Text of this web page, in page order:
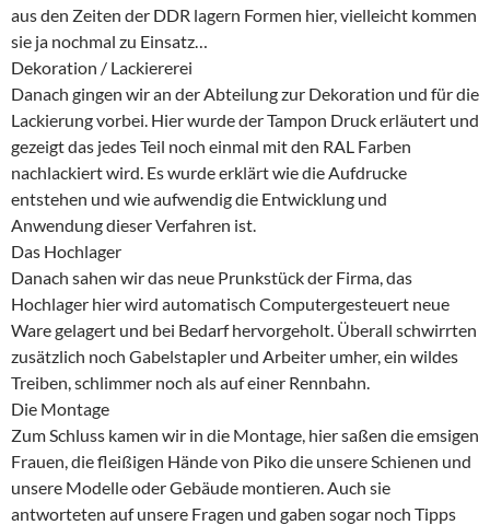
aus den Zeiten der DDR lagern Formen hier, vielleicht kommen
sie ja nochmal zu Einsatz…
Dekoration / Lackiererei
Danach gingen wir an der Abteilung zur Dekoration und für die
Lackierung vorbei. Hier wurde der Tampon Druck erläutert und
gezeigt das jedes Teil noch einmal mit den RAL Farben
nachlackiert wird. Es wurde erklärt wie die Aufdrucke
entstehen und wie aufwendig die Entwicklung und
Anwendung dieser Verfahren ist.
Das Hochlager
Danach sahen wir das neue Prunkstück der Firma, das
Hochlager hier wird automatisch Computergesteuert neue
Ware gelagert und bei Bedarf hervorgeholt. Überall schwirrten
zusätzlich noch Gabelstapler und Arbeiter umher, ein wildes
Treiben, schlimmer noch als auf einer Rennbahn.
Die Montage
Zum Schluss kamen wir in die Montage, hier saßen die emsigen
Frauen, die fleißigen Hände von Piko die unsere Schienen und
unsere Modelle oder Gebäude montieren. Auch sie
antworteten auf unsere Fragen und gaben sogar noch Tipps